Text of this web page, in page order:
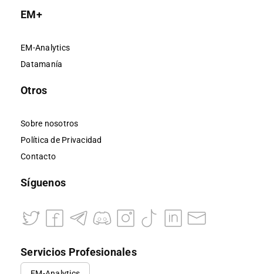
EM+
EM-Analytics
Datamanía
Otros
Sobre nosotros
Política de Privacidad
Contacto
Síguenos
Servicios Profesionales